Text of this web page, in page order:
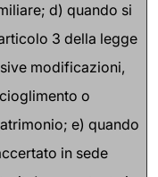
d) quando si
3 della legge
modificazioni,
o
e) quando
in sede